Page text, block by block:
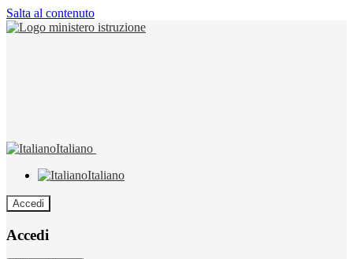
Salta al contenuto
Italiano
Italiano
Accedi
Accedi